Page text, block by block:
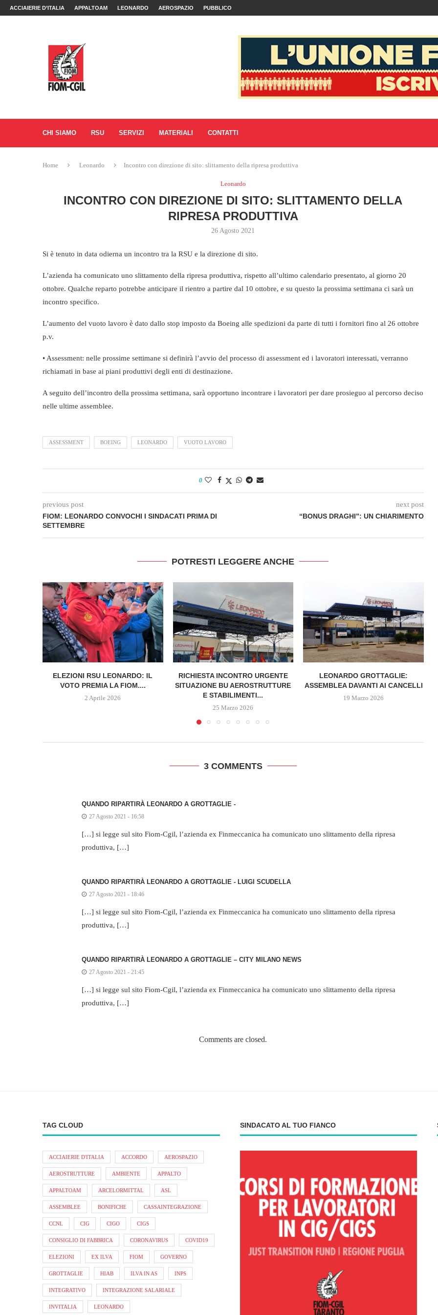
ACCIAIERIE D’ITALIA APPALTOAM LEONARDO AEROSPAZIO PUBBLICO
CHI SIAMO RSU SERVIZI MATERIALI CONTATTI
Home Leonardo Incontro con direzione di sito: slittamento della ripresa produttiva
Leonardo
INCONTRO CON DIREZIONE DI SITO: SLITTAMENTO DELLA
RIPRESA PRODUTTIVA
26 Agosto 2021
Si è tenuto in data odierna un incontro tra la RSU e la direzione di sito.
L’azienda ha comunicato uno slittamento della ripresa produttiva, rispetto all’ultimo calendario presentato, al giorno 20
ottobre. Qualche reparto potrebbe anticipare il rientro a partire dal 10 ottobre, e su questo la prossima settimana ci sarà un
incontro specifico.
L’aumento del vuoto lavoro è dato dallo stop imposto da Boeing alle spedizioni da parte di tutti i fornitori fino al 26 ottobre
p.v.
• Assessment: nelle prossime settimane si definirà l’avvio del processo di assessment ed i lavoratori interessati, verranno
richiamati in base ai piani produttivi degli enti di destinazione.
A seguito dell’incontro della prossima settimana, sarà opportuno incontrare i lavoratori per dare prosieguo al percorso deciso
nelle ultime assemblee.
ASSESSMENT BOEING LEONARDO VUOTO LAVORO
0
previous post
FIOM: LEONARDO CONVOCHI I SINDACATI PRIMA DI
SETTEMBRE
next post
“BONUS DRAGHI”: UN CHIARIMENTO
POTRESTI LEGGERE ANCHE
ELEZIONI RSU LEONARDO: IL
VOTO PREMIA LA FIOM....
2 Aprile 2026
RICHIESTA INCONTRO URGENTE
SITUAZIONE BU AEROSTRUTTURE
E STABILIMENTI...
25 Marzo 2026
LEONARDO GROTTAGLIE:
ASSEMBLEA DAVANTI AI CANCELLI
19 Marzo 2026
3 COMMENTS
QUANDO RIPARTIRÀ LEONARDO A GROTTAGLIE -
27 Agosto 2021 - 16:58
[…] si legge sul sito Fiom-Cgil, l’azienda ex Finmeccanica ha comunicato uno slittamento della ripresa
produttiva, […]
QUANDO RIPARTIRÀ LEONARDO A GROTTAGLIE - LUIGI SCUDELLA
27 Agosto 2021 - 18:46
[…] si legge sul sito Fiom-Cgil, l’azienda ex Finmeccanica ha comunicato uno slittamento della ripresa
produttiva, […]
QUANDO RIPARTIRÀ LEONARDO A GROTTAGLIE – CITY MILANO NEWS
27 Agosto 2021 - 21:45
[…] si legge sul sito Fiom-Cgil, l’azienda ex Finmeccanica ha comunicato uno slittamento della ripresa
produttiva, […]
Comments are closed.
TAG CLOUD
ACCIAIERIE D'ITALIA ACCORDO AEROSPAZIO
AEROSTRUTTURE AMBIENTE APPALTO
APPALTOAM ARCELORMITTAL ASL
ASSEMBLEE BONIFICHE CASSAINTEGRAZIONE
CCNL CIG CIGO CIGS
CONSIGLIO DI FABBRICA CORONAVIRUS COVID19
ELEZIONI EX ILVA FIOM GOVERNO
GROTTAGLIE HIAB ILVA IN AS INPS
INTEGRATIVO INTEGRAZIONE SALARIALE
INVITALIA LEONARDO
SINDACATO AL TUO FIANCO